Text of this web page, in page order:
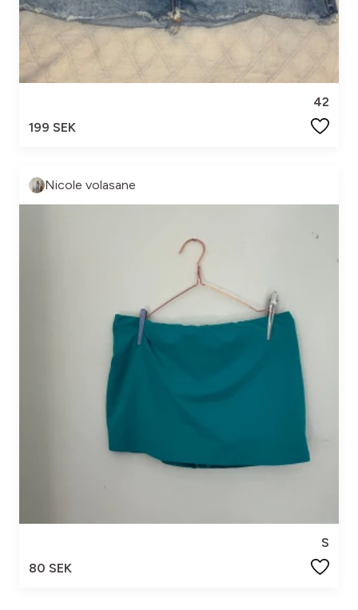
42
199 SEK
Nicole volasane
S
80 SEK